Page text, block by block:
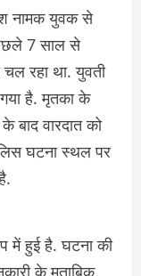
नामक युवक से
7 साल से
रहा था. युवती
है. मृतका के
बाद वारदात को
घटना स्थल पर
में हुई है. घटना की
के मुताबिक,